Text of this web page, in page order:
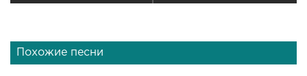
Похожие песни